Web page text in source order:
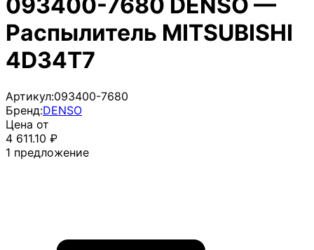
093400-7680 DENSO —
Распылитель MITSUBISHI
4D34T7
Артикул:093400-7680
Бренд:DENSO
Цена от
4 611.10 ₽
1 предложение